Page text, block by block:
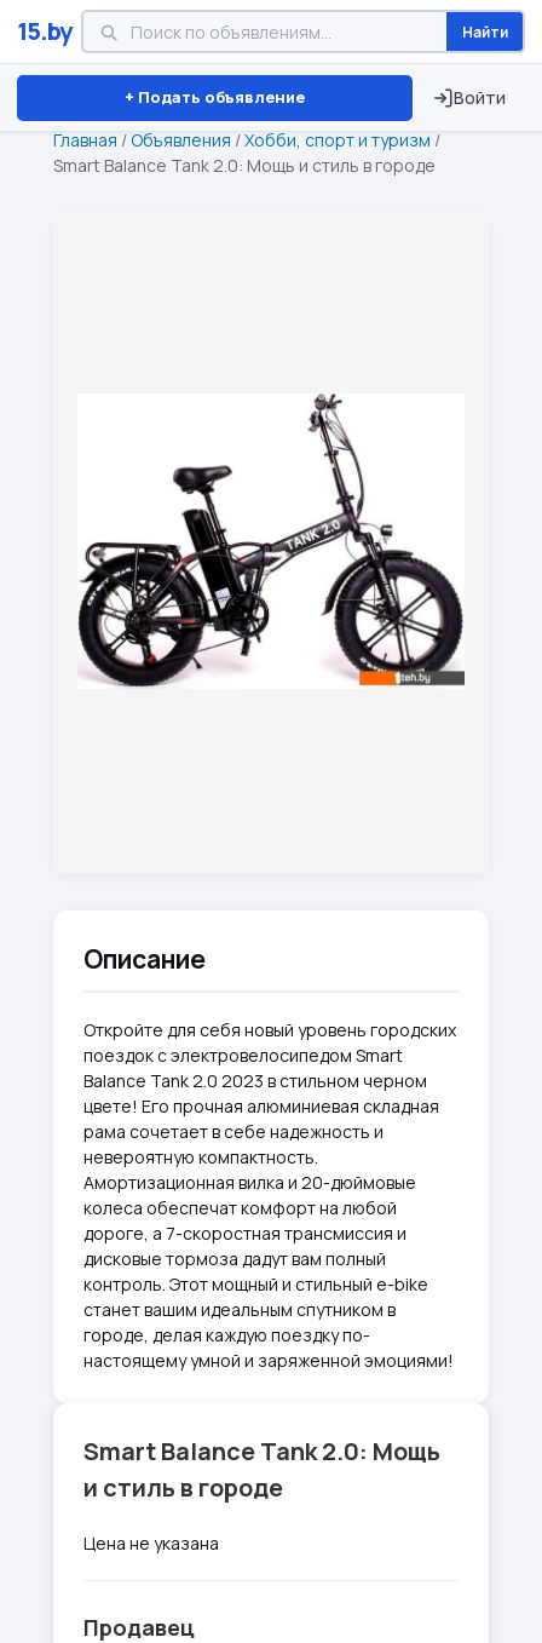
15.by Найти
+ Подать объявление Войти
Минск Витебск Брест ⏱ ТОЛЬКО 15 ДНЕЙ
Главная /Объявления /Хобби, спорт и туризм /
Smart Balance Tank 2.0: Мощь и стиль в городе
Описание
Откройте для себя новый уровень городских
поездок с электровелосипедом Smart
Balance Tank 2.0 2023 в стильном черном
цвете! Его прочная алюминиевая складная
рама сочетает в себе надежность и
невероятную компактность.
Амортизационная вилка и 20-дюймовые
колеса обеспечат комфорт на любой
дороге, а 7-скоростная трансмиссия и
дисковые тормоза дадут вам полный
контроль. Этот мощный и стильный e-bike
станет вашим идеальным спутником в
городе, делая каждую поездку по-
настоящему умной и заряженной эмоциями!
Smart Balance Tank 2.0: Мощь
и стиль в городе
Цена не указана
Продавец